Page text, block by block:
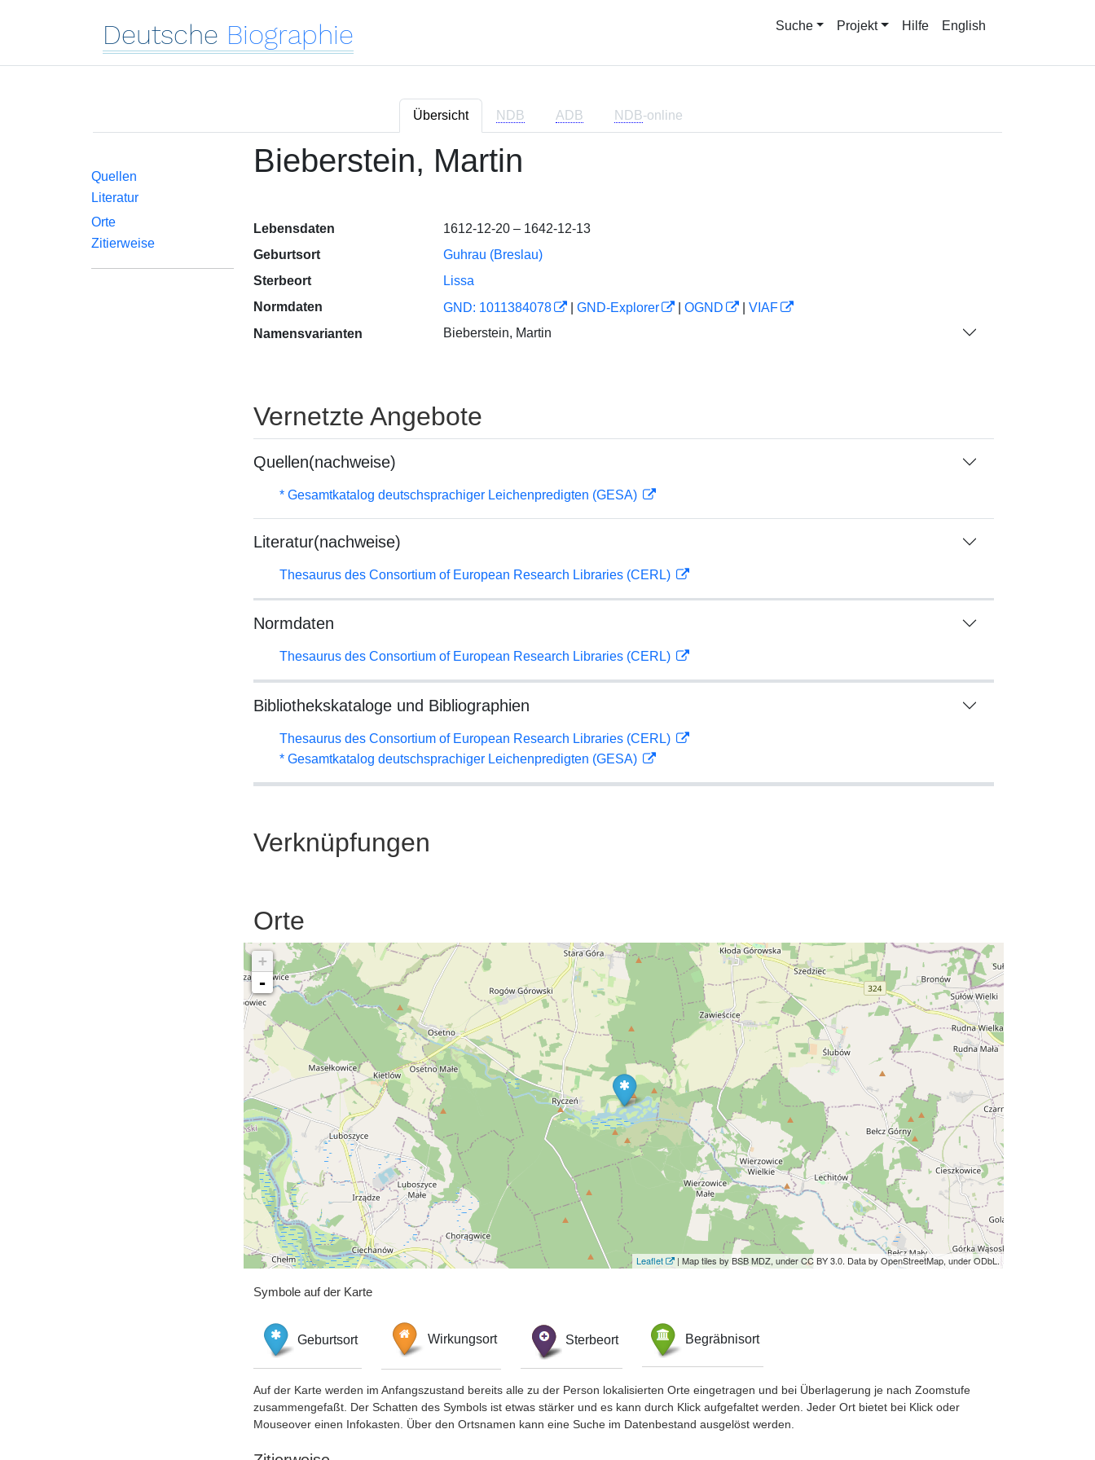
Deutsche Biographie Suche Projekt Hilfe English
Übersicht NDB ADB NDB-online
Quellen
Literatur
Orte
Zitierweise
Bieberstein, Martin
Lebensdaten
1612-12-20 – 1642-12-13
Geburtsort
Guhrau (Breslau)
Sterbeort
Lissa
Normdaten
GND: 1011384078 GND-Explorer OGND
VIAF
Namensvarianten
Bieberstein, Martin
Vernetzte Angebote
Quellen(nachweise)
* Gesamtkatalog deutschsprachiger Leichenpredigten (GESA)
Literatur(nachweise)
Thesaurus des Consortium of European Research Libraries (CERL)
Normdaten
Thesaurus des Consortium of European Research Libraries (CERL)
Bibliothekskataloge und Bibliographien
Thesaurus des Consortium of European Research Libraries (CERL)
* Gesamtkatalog deutschsprachiger Leichenpredigten (GESA)
Verknüpfungen
Orte
+
-
Leaflet | Map tiles by BSB MDZ, under CC BY 3.0. Data by OpenStreetMap, under ODbL.
Symbole auf der Karte
Geburtsort Wirkungsort Sterbeort Begräbnisort
Auf der Karte werden im Anfangszustand bereits alle zu der Person lokalisierten Orte eingetragen und bei Überlagerung je nach Zoomstufe
zusammengefaßt. Der Schatten des Symbols ist etwas stärker und es kann durch Klick aufgefaltet werden. Jeder Ort bietet bei Klick oder
Mouseover einen Infokasten. Über den Ortsnamen kann eine Suche im Datenbestand ausgelöst werden.